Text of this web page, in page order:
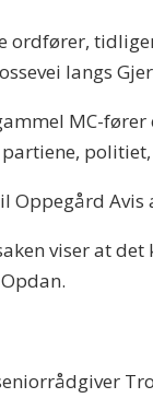
langs
MC-
Oppegård
viser at